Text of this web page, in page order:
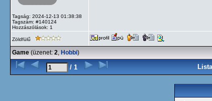
Tagság: 2024-12-13 01:38:38
Tagszám: #140124
Hozzászólások: 1
Zöldfülű
Game (üzenet: 2, Hobbi)
/ 1